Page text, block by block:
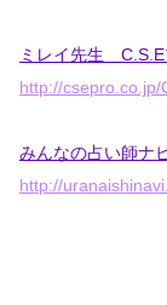
ミレイ先生 C.S.E
http://csepro.co.jp/
みんなの占い師ナ
http://